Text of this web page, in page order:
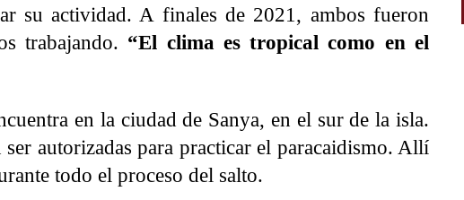
su actividad. A finales de 2021, ambos fueron
trabajando. “El clima es tropical como en el
en la ciudad de Sanya, en el sur de la isla.
autorizadas para practicar el paracaidismo. Allí
todo el proceso del salto.